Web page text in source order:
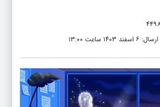
ساعت ۱۳:۰۰